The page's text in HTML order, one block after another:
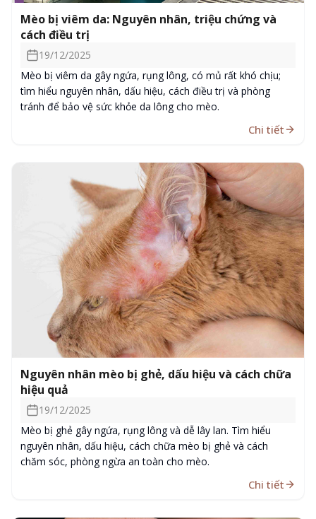
Mèo bị viêm da: Nguyên nhân, triệu chứng và
cách điều trị
19/12/2025
Mèo bị viêm da gây ngứa, rụng lông, có mủ rất khó chịu;
tìm hiểu nguyên nhân, dấu hiệu, cách điều trị và phòng
tránh để bảo vệ sức khỏe da lông cho mèo.
Chi tiết
Nguyên nhân mèo bị ghẻ, dấu hiệu và cách chữa
hiệu quả
19/12/2025
Mèo bị ghẻ gây ngứa, rụng lông và dễ lây lan. Tìm hiểu
nguyên nhân, dấu hiệu, cách chữa mèo bị ghẻ và cách
chăm sóc, phòng ngừa an toàn cho mèo.
Chi tiết